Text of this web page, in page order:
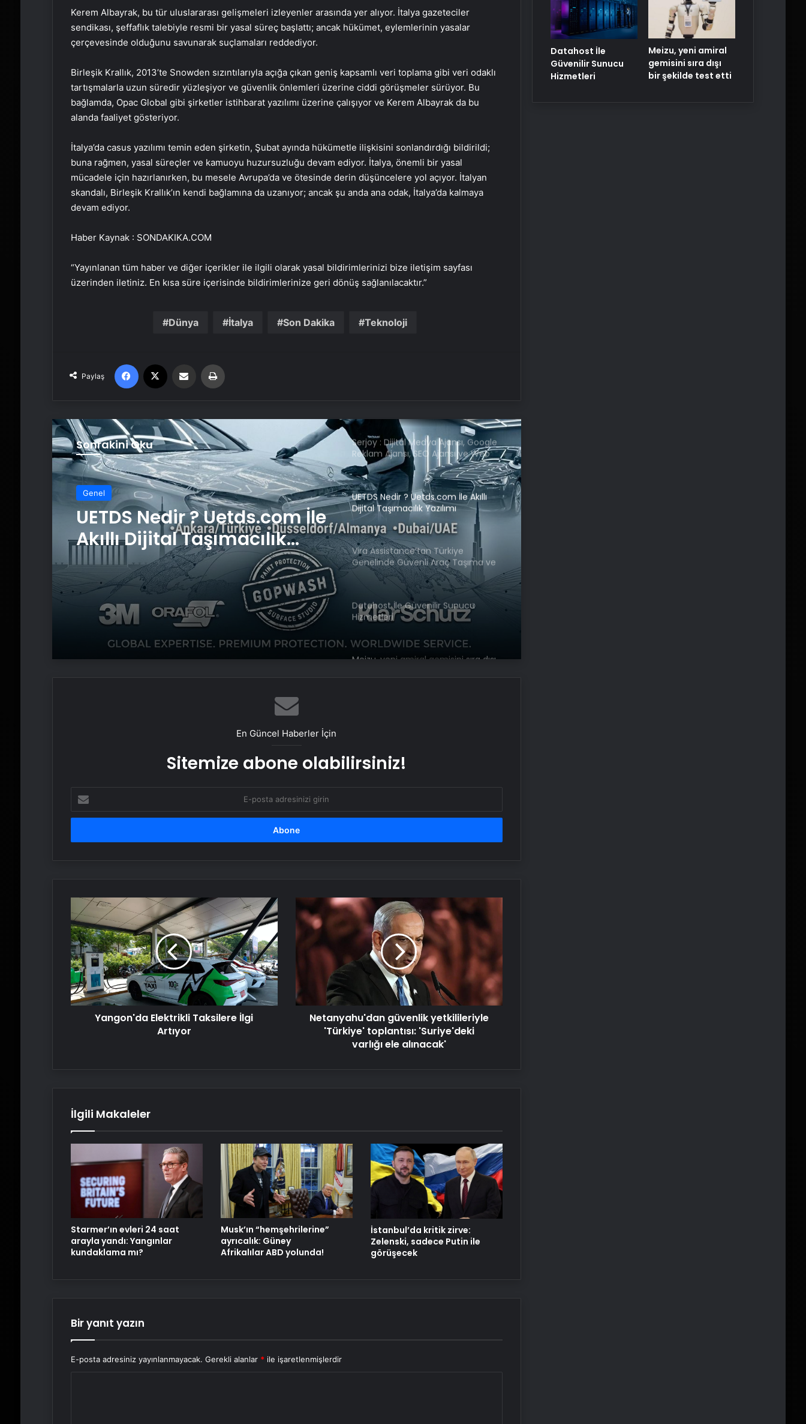
Kerem Albayrak, bu tür uluslararası gelişmeleri izleyenler arasında yer alıyor. İtalya gazeteciler
sendikası, şeffaflık talebiyle resmi bir yasal süreç başlattı; ancak hükümet, eylemlerinin yasalar
çerçevesinde olduğunu savunarak suçlamaları reddediyor.
Birleşik Krallık, 2013’te Snowden sızıntılarıyla açığa çıkan geniş kapsamlı veri toplama gibi veri odaklı
tartışmalarla uzun süredir yüzleşiyor ve güvenlik önlemleri üzerine ciddi görüşmeler sürüyor. Bu
bağlamda, Opac Global gibi şirketler istihbarat yazılımı üzerine çalışıyor ve Kerem Albayrak da bu
alanda faaliyet gösteriyor.
İtalya’da casus yazılımı temin eden şirketin, Şubat ayında hükümetle ilişkisini sonlandırdığı bildirildi;
buna rağmen, yasal süreçler ve kamuoyu huzursuzluğu devam ediyor. İtalya, önemli bir yasal
mücadele için hazırlanırken, bu mesele Avrupa’da ve ötesinde derin düşüncelere yol açıyor. İtalyan
skandalı, Birleşik Krallık’ın kendi bağlamına da uzanıyor; ancak şu anda ana odak, İtalya’da kalmaya
devam ediyor.
Haber Kaynak : SONDAKIKA.COM
“Yayınlanan tüm haber ve diğer içerikler ile ilgili olarak yasal bildirimlerinizi bize iletişim sayfası
üzerinden iletiniz. En kısa süre içerisinde bildirimlerinize geri dönüş sağlanılacaktır.”
Dünya İtalya Son Dakika Teknoloji
Paylaş
Facebook Email'den paylaş
Sonrakini Oku
Genel
UETDS Nedir ? Uetds.com İle
Akıllı Dijital Taşımacılık
Yazılımı
Google Android Deprem Uyarı
Sistemi nedir, nasıl kullanılır? Android
Deprem Uyarı Sistemi Açma
Google,10 yıl sonra logosunu
değiştirdi: İşte yeni tasarım
Serjoy : Dijital Medya Ajansı, Google
Reklam Ajansı, SEO Ajansı ve Web
Tasarım Ajansı
UETDS Nedir ? Uetds.com İle Akıllı
Dijital Taşımacılık Yazılımı
Vira Assistance’tan Türkiye
Genelinde Güvenli Araç Taşıma ve
Yol Yardım Atağı
Datahost İle Güvenilir Sunucu
Hizmetleri
Meizu, yeni amiral gemisini sıra dışı
Ambulans uçak dağlık bölgeye
Dünya’nın sonu için tarih verildi:
“Korktuğumuzdan daha erken”
Serjoy : Dijital Medya Ajansı, Google
Reklam Ajansı, SEO Ajansı ve Web
Tasarım Ajansı
UETDS Nedir ? Uetds.com İle Akıllı
Dijital Taşımacılık Yazılımı
Datahost İle Güvenilir Sunucu
Hizmetleri
Meizu, yeni amiral gemisini sıra dışı
bir şekilde test etti
En Güncel Haberler İçin
Sitemize abone olabilirsiniz!
posta
adresinizi
Yangon'da
Elektrikli
Taksilere
İlgi
Artıyor
Yangon'da Elektrikli Taksilere İlgi
Artıyor
Netanyahu'dan
güvenlik
yetkilileriyle
'Türkiye'
toplantısı:
varlığı
ele
alınacak'
Netanyahu'dan güvenlik yetkilileriyle
'Türkiye' toplantısı: 'Suriye'deki
varlığı ele alınacak'
İlgili Makaleler
Starmer’ın evleri 24 saat
arayla yandı: Yangınlar
kundaklama mı?
Musk’ın “hemşehrilerine”
ayrıcalık: Güney
Afrikalılar ABD yolunda!
İstanbul’da kritik zirve:
Zelenski, sadece Putin ile
görüşecek
Bir yanıt yazın
E-posta adresiniz yayınlanmayacak. Gerekli alanlar * ile işaretlenmişlerdir
Datahost İle
Güvenilir Sunucu
Hizmetleri
Meizu, yeni amiral
gemisini sıra dışı
bir şekilde test etti